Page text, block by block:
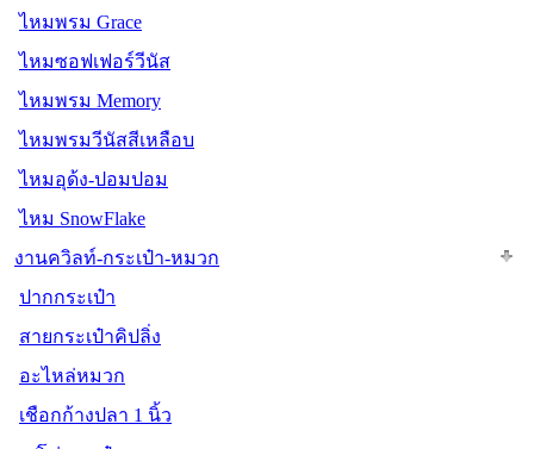
ไหมพรม Grace
ไหมซอฟเฟอร์วีนัส
ไหมพรม Memory
ไหมพรมวีนัสสีเหลือบ
ไหมอุด้ง-ปอมปอม
ไหม SnowFlake
งานควิลท์-กระเป๋า-หมวก
ปากกระเป๋า
สายกระเป๋าคิปลิ่ง
อะไหล่หมวก
เชือกก้างปลา 1 นิ้ว